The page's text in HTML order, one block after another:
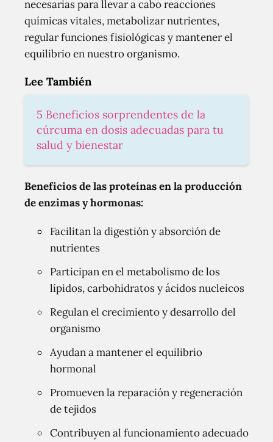
necesarias para llevar a cabo reacciones
químicas vitales, metabolizar nutrientes,
regular funciones fisiológicas y mantener el
equilibrio en nuestro organismo.
Lee También
5 Beneficios sorprendentes de la
cúrcuma en dosis adecuadas para tu
salud y bienestar
Beneficios de las proteínas en la producción
de enzimas y hormonas:
Facilitan la digestión y absorción de
nutrientes
Participan en el metabolismo de los
lípidos, carbohidratos y ácidos nucleicos
Regulan el crecimiento y desarrollo del
organismo
Ayudan a mantener el equilibrio
hormonal
Promueven la reparación y regeneración
de tejidos
Contribuyen al funcionamiento adecuado